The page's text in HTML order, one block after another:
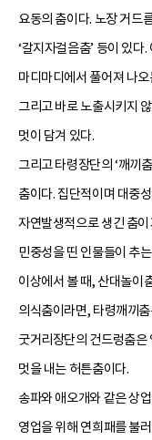
요동의 춤이다. 노장 거드
‘갈지자걸음춤’ 등이 있다
마디마디에서 풀어져 나
그리고 바로 노출시키지
멋이 담겨 있다.
그리고 타령장단의 ‘깨끼
춤이다. 집단적이며 대중
자연발생적으로 생긴 춤
민중성을 띤 인물들이 추
이상에서 볼 때, 산대놀이
의식춤이라면, 타령깨끼
굿거리장단의 건드렁춤은
멋을 내는 허튼춤이다.
송파와 애오개와 같은 상
영업을 위해 연희패를 불